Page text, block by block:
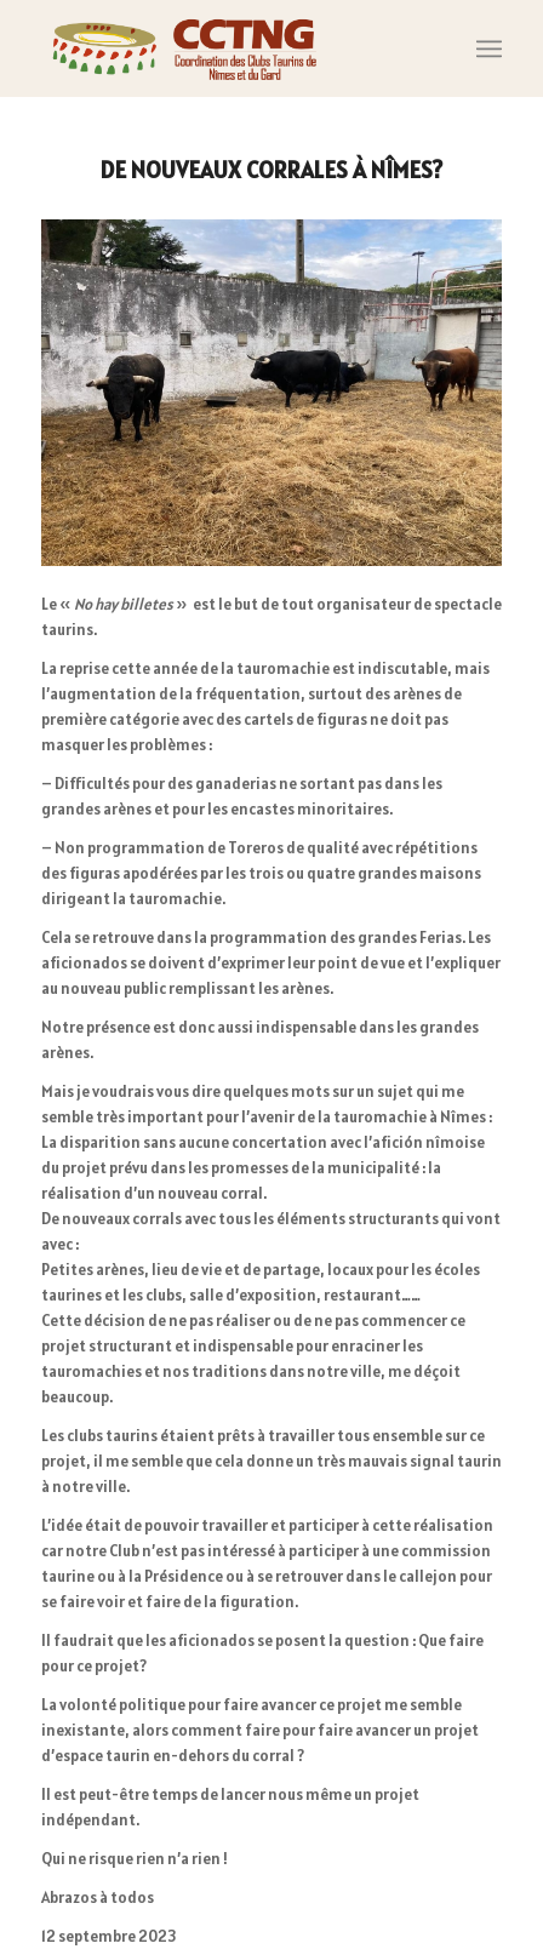
DE NOUVEAUX CORRALES À NÎMES?
Le « No hay billetes» est le but de tout organisateur de spectacle
taurins.
La reprise cette année de la tauromachie est indiscutable, mais
l’augmentation de la fréquentation, surtout des arènes de
première catégorie avec des cartels de figuras ne doit pas
masquer les problèmes :
– Difficultés pour des ganaderias ne sortant pas dans les
grandes arènes et pour les encastes minoritaires.
– Non programmation de Toreros de qualité avec répétitions
des figuras apodérées par les trois ou quatre grandes maisons
dirigeant la tauromachie.
Cela se retrouve dans la programmation des grandes Ferias. Les
aficionados se doivent d’exprimer leur point de vue et l’expliquer
au nouveau public remplissant les arènes.
Notre présence est donc aussi indispensable dans les grandes
arènes.
Mais je voudrais vous dire quelques mots sur un sujet qui me
semble très important pour l’avenir de la tauromachie à Nîmes :
La disparition sans aucune concertation avec l’afición nîmoise
du projet prévu dans les promesses de la municipalité : la
réalisation d’un nouveau corral.
De nouveaux corrals avec tous les éléments structurants qui vont
avec :
Petites arènes, lieu de vie et de partage, locaux pour les écoles
taurines et les clubs, salle d’exposition, restaurant……
Cette décision de ne pas réaliser ou de ne pas commencer ce
projet structurant et indispensable pour enraciner les
tauromachies et nos traditions dans notre ville, me déçoit
beaucoup.
Les clubs taurins étaient prêts à travailler tous ensemble sur ce
projet, il me semble que cela donne un très mauvais signal taurin
à notre ville.
L’idée était de pouvoir travailler et participer à cette réalisation
car notre Club n’est pas intéressé à participer à une commission
taurine ou à la Présidence ou à se retrouver dans le callejon pour
se faire voir et faire de la figuration.
Il faudrait que les aficionados se posent la question : Que faire
pour ce projet?
La volonté politique pour faire avancer ce projet me semble
inexistante, alors comment faire pour faire avancer un projet
d’espace taurin en-dehors du corral ?
Il est peut-être temps de lancer nous même un projet
indépendant.
Qui ne risque rien n’a rien !
Abrazos à todos
12 septembre 2023